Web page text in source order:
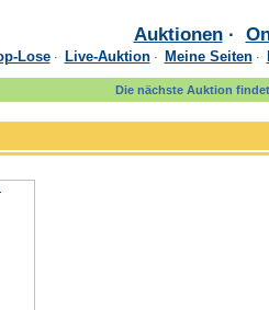
Auktionen·
Lose· Live-Auktion· Meine Seiten·
Die nächste Auktion